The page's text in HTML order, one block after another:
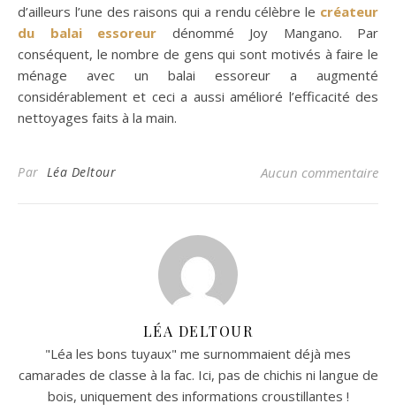
d’ailleurs l’une des raisons qui a rendu célèbre le créateur
du balai essoreur dénommé Joy Mangano. Par
conséquent, le nombre de gens qui sont motivés à faire le
ménage avec un balai essoreur a augmenté
considérablement et ceci a aussi amélioré l’efficacité des
nettoyages faits à la main.
Par Léa Deltour Aucun commentaire
LÉA DELTOUR
"Léa les bons tuyaux" me surnommaient déjà mes
camarades de classe à la fac. Ici, pas de chichis ni langue de
bois, uniquement des informations croustillantes !